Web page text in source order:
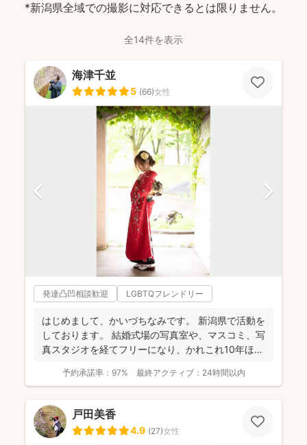
*新潟県全域での撮影に対応できるとは限りません。
全14件を表示
海津千並
5 (66)女性
発達凸凹相談歓迎 LGBTQフレンドリー
はじめまして、かいづちなみです。 新潟県で活動を
しております。 結婚式場の写真室や、マスコミ、写
真スタジオを経てフリーになり、かれこれ10年ほど
予約承諾率： 97% 最終アクティブ： 24時間以内
戸田美香
4.9 (27)女性